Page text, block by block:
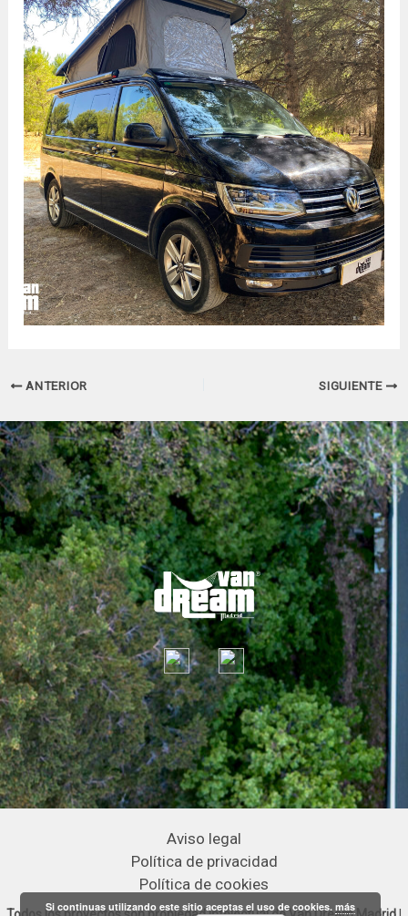
Navegación
entradas
ANTERIOR SIGUIENTE
Aviso legal
Política de privacidad
Política de cookies
Si continuas utilizando este sitio aceptas el uso de cookies.más